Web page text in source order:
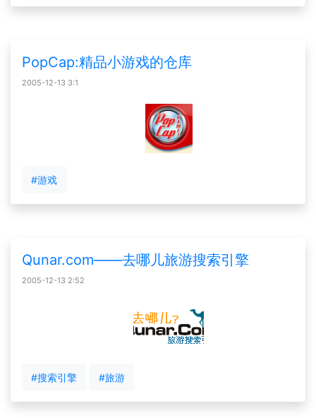
PopCap:精品小游戏的仓库
2005-12-13 3:1
#游戏
Qunar.com――去哪儿旅游搜索引擎
2005-12-13 2:52
#搜索引擎 #旅游